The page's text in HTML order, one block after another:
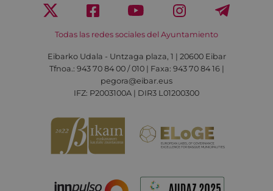
Todas las redes sociales del Ayuntamiento
Eibarko Udala - Untzaga plaza, 1 | 20600 Eibar
Tfnoa.: 943 70 84 00 / 010 | Faxa: 943 70 84 16 |
pegora@eibar.eus
IFZ: P2003100A | DIR3 L01200300